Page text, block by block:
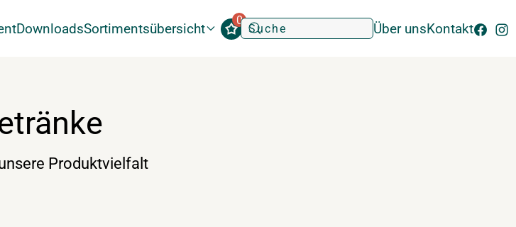
DownloadsSortimentsübersicht
0
Über unsKontakt
Produktvielfalt